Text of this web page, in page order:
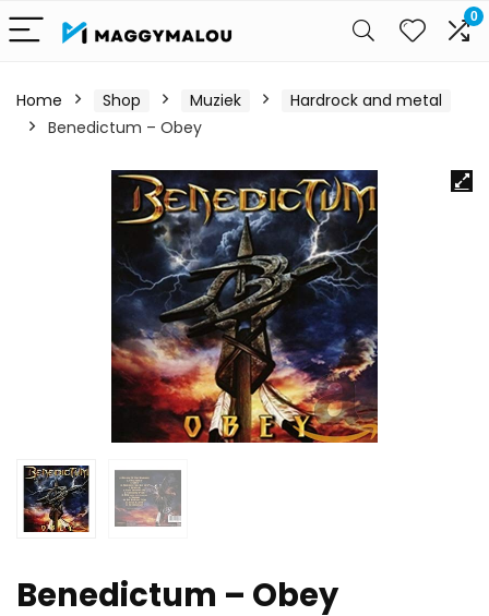
0
Home Shop Muziek
Hardrock and metal
Benedictum – Obey
Benedictum – Obey